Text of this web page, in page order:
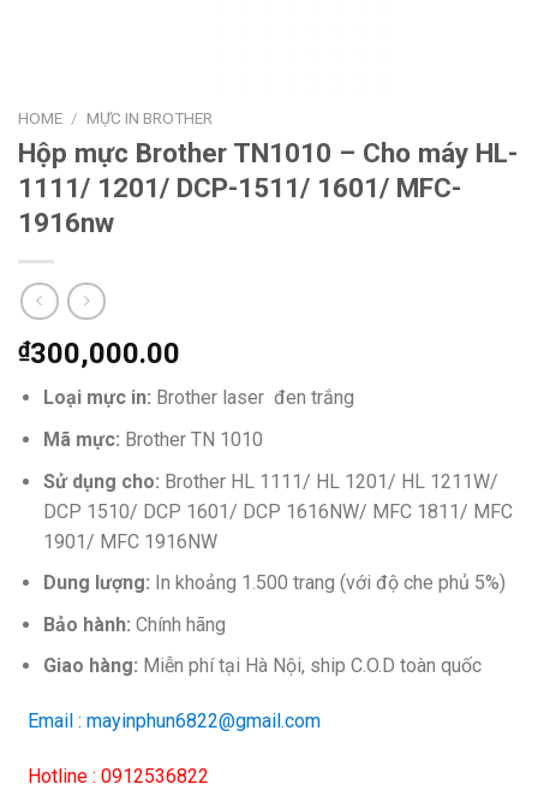
HOME / MỰC IN BROTHER
Hộp mực Brother TN1010 – Cho máy HL-
1111/ 1201/ DCP-1511/ 1601/ MFC-
1916nw
₫300,000.00
Loại mực in: Brother laser đen trắng
Mã mực: Brother TN 1010
Sử dụng cho: Brother HL 1111/ HL 1201/ HL 1211W/
DCP 1510/ DCP 1601/ DCP 1616NW/ MFC 1811/ MFC
1901/ MFC 1916NW
Dung lượng: In khoảng 1.500 trang (với độ che phủ 5%)
Bảo hành: Chính hãng
Giao hàng: Miễn phí tại Hà Nội, ship C.O.D toàn quốc
Email : mayinphun6822@gmail.com
Hotline : 0912536822